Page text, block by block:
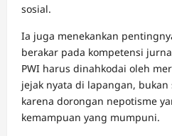
sosial.
Ia juga menekankan
berakar pada kompetensi
PWI harus dinahkodai oleh
jejak nyata di lapangan, bukan
karena dorongan nepotisme
kemampuan yang mumpuni.